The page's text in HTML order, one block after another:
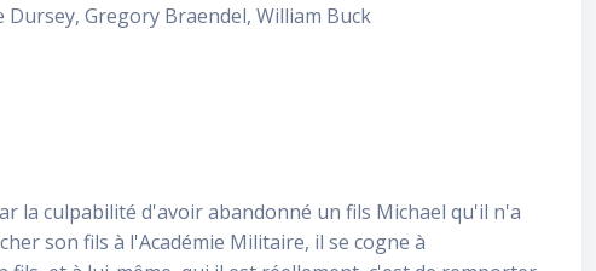
Dursey, Gregory Braendel, William Buck
la culpabilité d'avoir abandonné un fils Michael qu'il n'a
son fils à l'Académie Militaire, il se cogne à